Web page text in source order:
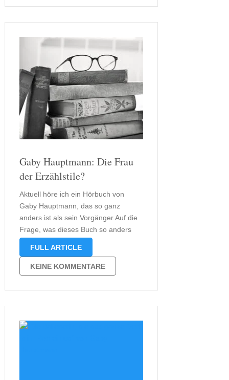
Gaby Hauptmann: Die Frau
der Erzählstile?
Aktuell höre ich ein Hörbuch von
Gaby Hauptmann, das so ganz
anders ist als sein Vorgänger.Auf die
Frage, was dieses Buch so anders
macht, könnte ich euch schon fast mit
soll es heute noch gar nicht geben.
Vielmehr möchte ich heute …
FULL ARTICLE
KEINE KOMMENTARE